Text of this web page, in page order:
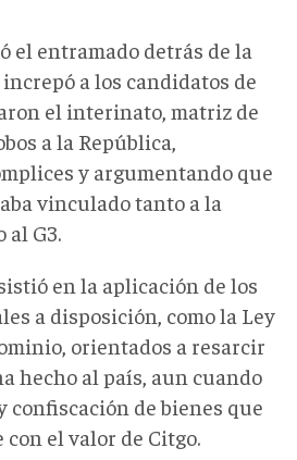
el entramado detrás de la
a los candidatos de
el interinato, matriz de
a la República,
y argumentando que
vinculado tanto a la
al G3.
en la aplicación de los
a disposición, como la Ley
orientados a resarcir
hecho al país, aun cuando
confiscación de bienes que
el valor de Citgo.